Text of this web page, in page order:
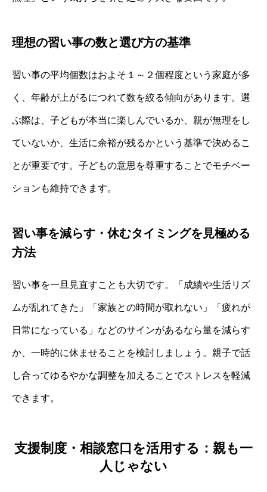
理想の習い事の数と選び方の基準
習い事の平均個数はおよそ１～２個程度という家庭が多
く、年齢が上がるにつれて数を絞る傾向があります。選
ぶ際は、子どもが本当に楽しんでいるか、親が無理をし
ていないか、生活に余裕が残るかという基準で決めるこ
とが重要です。子どもの意思を尊重することでモチベー
ションも維持できます。
習い事を減らす・休むタイミングを見極める
方法
習い事を一旦見直すことも大切です。「成績や生活リズ
ムが乱れてきた」「家族との時間が取れない」「疲れが
日常になっている」などのサインがあるなら量を減らす
か、一時的に休ませることを検討しましょう。親子で話
し合ってゆるやかな調整を加えることでストレスを軽減
できます。
支援制度・相談窓口を活用する：親も一
人じゃない